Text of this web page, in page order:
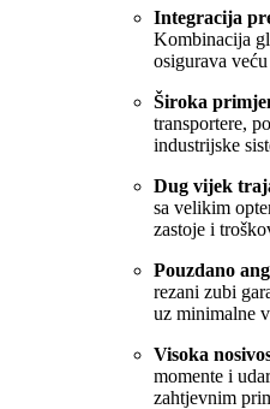
Integracija
Kombinacija
osigurava
Široka
transportere,
industrijske
Dug vijek
sa velikim
zastoje i
Pouzdano
rezani zubi
uz minimalne
Visoka
momente i
zahtjevnim